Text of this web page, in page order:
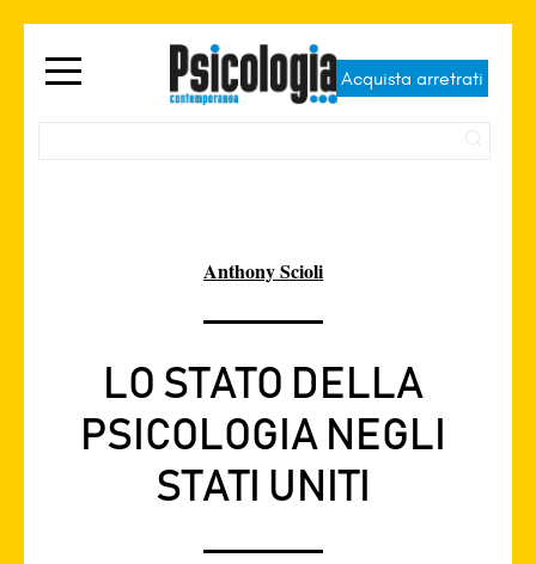
Acquista arretrati
Anthony Scioli
LO STATO DELLA
PSICOLOGIA NEGLI
STATI UNITI